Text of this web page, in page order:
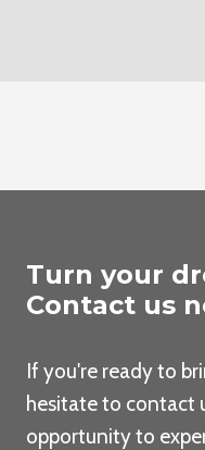
Turn your
Contact us
If you're ready to
hesitate to contact
opportunity to